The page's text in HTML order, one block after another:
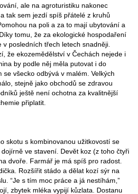
ale na agroturistiku nakonec
tak sem jezdí spíš přátelé z kruhů
na poli a za to mají ubytování a
tomu, že za ekologické hospodaření
posledních třech letech snadněji.
že ekozemědělství v Čechách nejede i
by podle něj měla putovat i do
se všecko odbývá v malém. Velkých
stejně jako obchodů se zdravou
ještě není ochotna za kvalitnější
připlatit.
skotu s kombinovanou užitkovostí se
ve stavení. Devět koz (z toho čtyři
dvoře. Farmář je má spíš pro radost.
Rozšířit stádo a dělat kozí sýr na
“Je s tím moc práce a já nestíhám,”
zbytek mléka vypijí kůzlata. Dostanu